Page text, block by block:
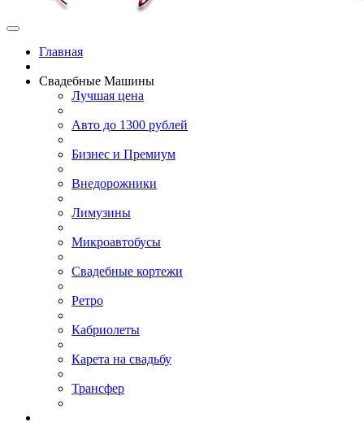
Главная
Свадебные Машины
Лучшая цена
Авто до 1300 рублей
Бизнес и Премиум
Внедорожники
Лимузины
Микроавтобусы
Свадебные кортежи
Ретро
Кабриолеты
Карета на свадьбу
Трансфер